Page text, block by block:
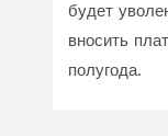
будет
вносить
полугода.